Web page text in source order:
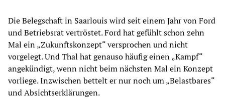
Die Belegschaft in Saarlouis wird seit einem Jahr von Ford
und Betriebsrat vertröstet. Ford hat gefühlt schon zehn
Mal ein „Zukunftskonzept“ versprochen und nicht
vorgelegt. Und Thal hat genauso häufig einen „Kampf“
angekündigt, wenn nicht beim nächsten Mal ein Konzept
vorliege. Inzwischen bettelt er nur noch um „Belastbares“
und Absichtserklärungen.